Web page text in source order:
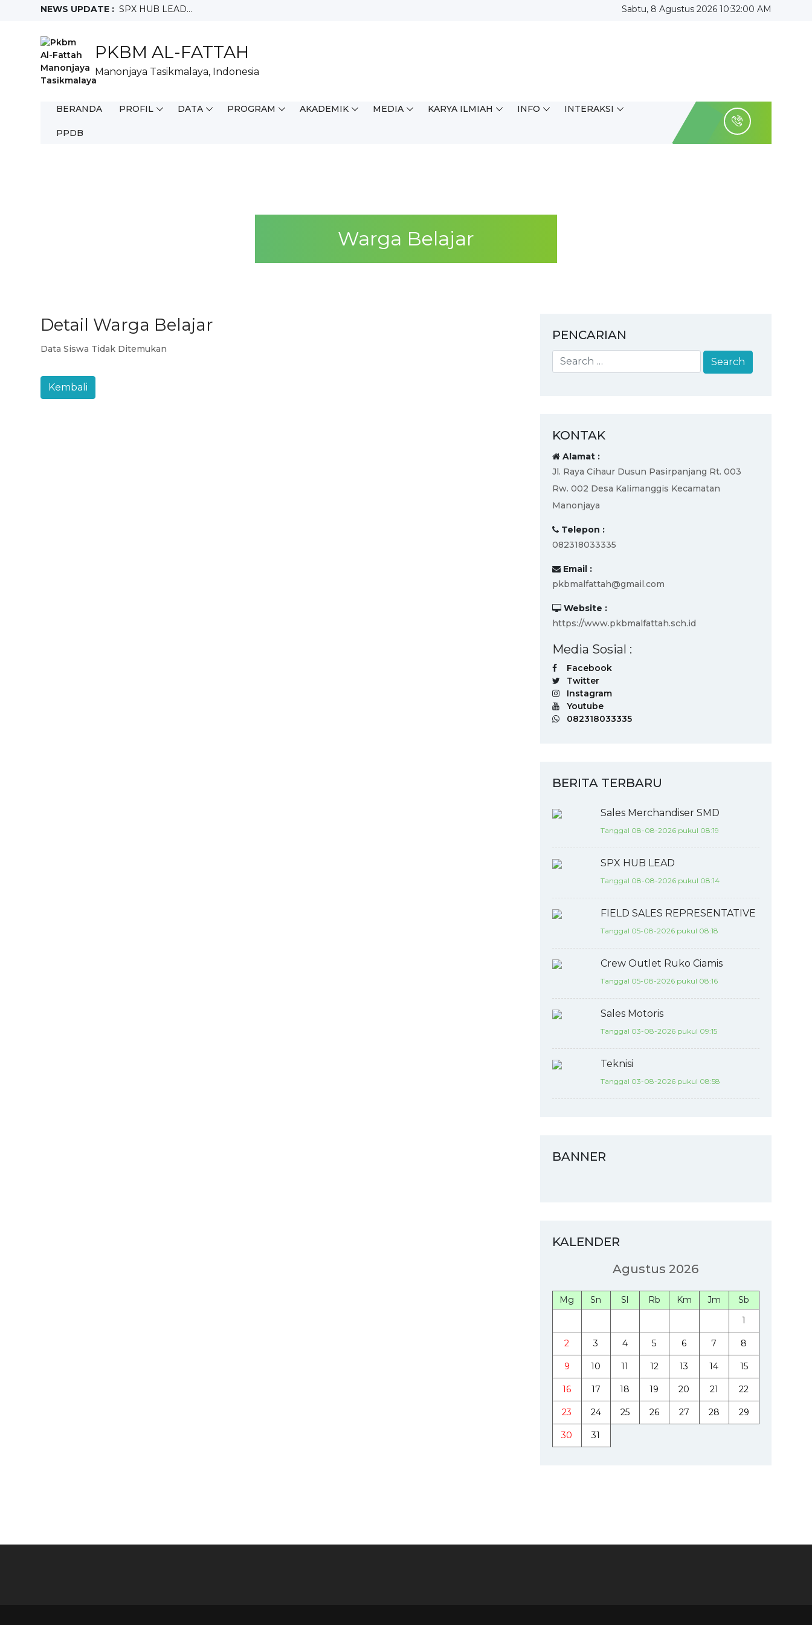
NEWS UPDATE : SPX HUB LEAD...
Sales Motoris...
Teknisi...
Full Time WFO...
Helper Gudang...
Sabtu, 8 Agustus 2026 10:32:01 AM
PKBM AL-FATTAH
Manonjaya Tasikmalaya, Indonesia
BERANDA PROFIL DATA PROGRAM AKADEMIK MEDIA KARYA ILMIAH INFO INTERAKSI
PPDB
Warga Belajar
Detail Warga Belajar
Data Siswa Tidak Ditemukan
PENCARIAN
KONTAK
Alamat :
Jl. Raya Cihaur Dusun Pasirpanjang Rt. 003
Rw. 002 Desa Kalimanggis Kecamatan
Manonjaya
Telepon :
082318033335
Email :
pkbmalfattah@gmail.com
Website :
https://www.pkbmalfattah.sch.id
Media Sosial :
Facebook
Twitter
Instagram
Youtube
082318033335
BERITA TERBARU
Sales Merchandiser SMD
Tanggal 08-08-2026 pukul 08:19
SPX HUB LEAD
Tanggal 08-08-2026 pukul 08:14
FIELD SALES REPRESENTATIVE
Tanggal 05-08-2026 pukul 08:18
Crew Outlet Ruko Ciamis
Tanggal 05-08-2026 pukul 08:16
Sales Motoris
Tanggal 03-08-2026 pukul 09:15
Teknisi
Tanggal 03-08-2026 pukul 08:58
BANNER
KALENDER
Agustus 2026
Mg Sn Sl Rb Km Jm
Sb
1
2 3 4 5 6 7 8
9 10 11 12 13 14 15
16 17 18 19 20 21 22
23 24 25 26 27 28 29
30 31